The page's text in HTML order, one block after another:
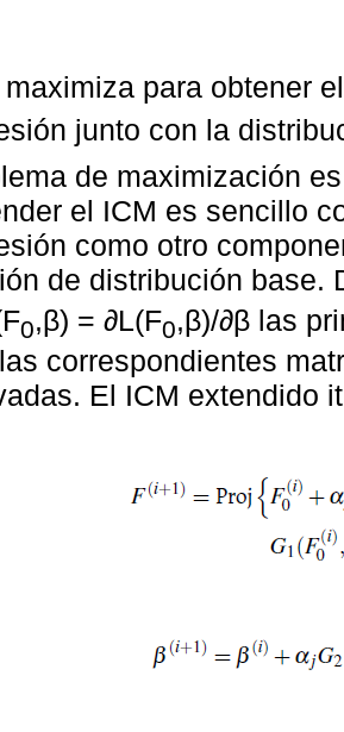
maximiza para obtener
junto con la
de maximización
el ICM es sencillo
como otro
de distribución base.
0,β) = ∂L(F0,β)/∂β las
correspondientes
El ICM extendido